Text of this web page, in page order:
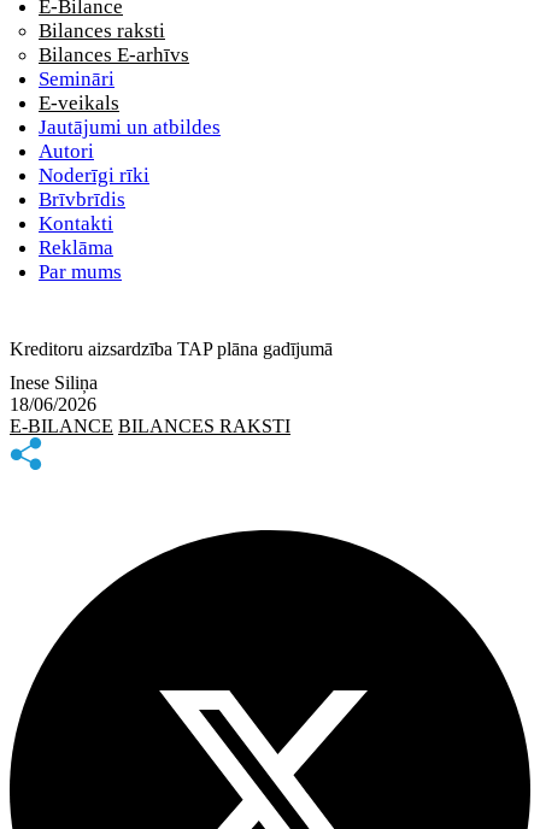
E-Bilance
Bilances raksti
Bilances E-arhīvs
Semināri
E-veikals
Jautājumi un atbildes
Autori
Noderīgi rīki
Brīvbrīdis
Kontakti
Reklāma
Par mums
Kreditoru aizsardzība TAP plāna gadījumā
Inese Siliņa
18/06/2026
E-BILANCE BILANCES RAKSTI